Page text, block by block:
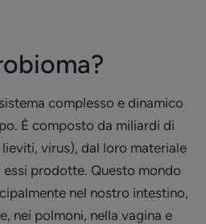
complesso e dinamico
È composto da miliardi di
virus), dal loro materiale
prodotte. Questo mondo
nel nostro intestino,
nei polmoni, nella vagina e